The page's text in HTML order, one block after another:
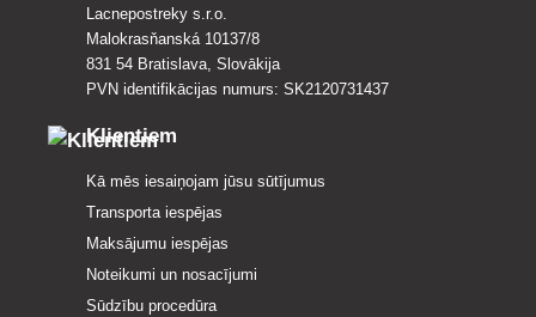
Lacnepostreky s.r.o.
Malokrasňanská 10137/8
831 54 Bratislava, Slovākija
PVN identifikācijas numurs: SK2120731437
Klientiem
Kā mēs iesaiņojam jūsu sūtījumus
Transporta iespējas
Maksājumu iespējas
Noteikumi un nosacījumi
Sūdzību procedūra